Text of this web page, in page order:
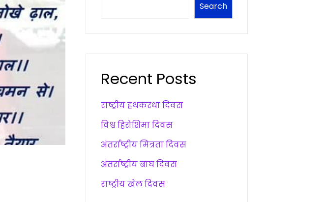
Search
Recent Posts
राष्ट्रीय हथकरधा दिवस
विश्व हिरोशिमा दिवस
अंतर्राष्ट्रीय मित्रता दिवस
अंतर्राष्ट्रीय बाघ दिवस
राष्ट्रीय खेल दिवस